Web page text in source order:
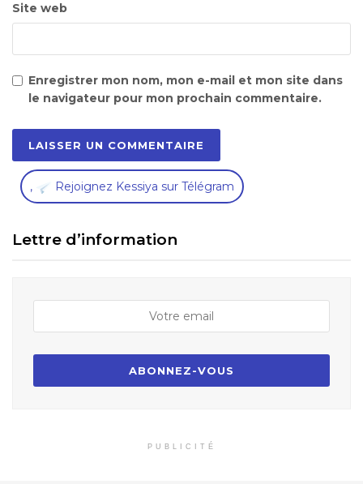
Site web
Enregistrer mon nom, mon e-mail et mon site dans
le navigateur pour mon prochain commentaire.
, Rejoignez Kessiya sur Télégram
Lettre d’information
PUBLICITÉ